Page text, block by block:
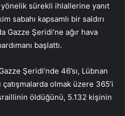
sürekli ihlallerine yanıt
sabahı kapsamlı bir saldırı
Gazze Şeridi’ne ağır hava
başlattı.
Şeridi’nde 46’sı, Lübnan
çatışmalarda olmak üzere 365’i
öldüğünü, 5.132 kişinin